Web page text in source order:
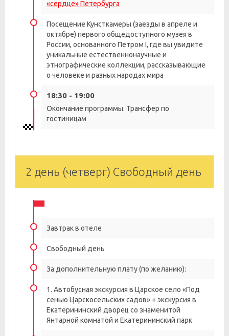
«сердце» Петербурга
Посещение Кунсткамеры (заезды в апреле и
октябре) первого общедоступного музея в
России, основанного Петром I, где вы увидите
уникальные естественнонаучные и
этнографические коллекции, рассказывающие
о человеке и разных народах мира
18:30 - 19:00
Окончание программы. Трансфер по
гостиницам
2 день (четверг) Свободный день
Завтрак в отеле
Свободный день
За дополнительную плату (по желанию):
1. Автобусная экскурсия в Царское село «Под
сенью Царскосельских садов» + экскурсия в
Екатерининский дворец со знаменитой
Янтарной комнатой и Екатерининский парк